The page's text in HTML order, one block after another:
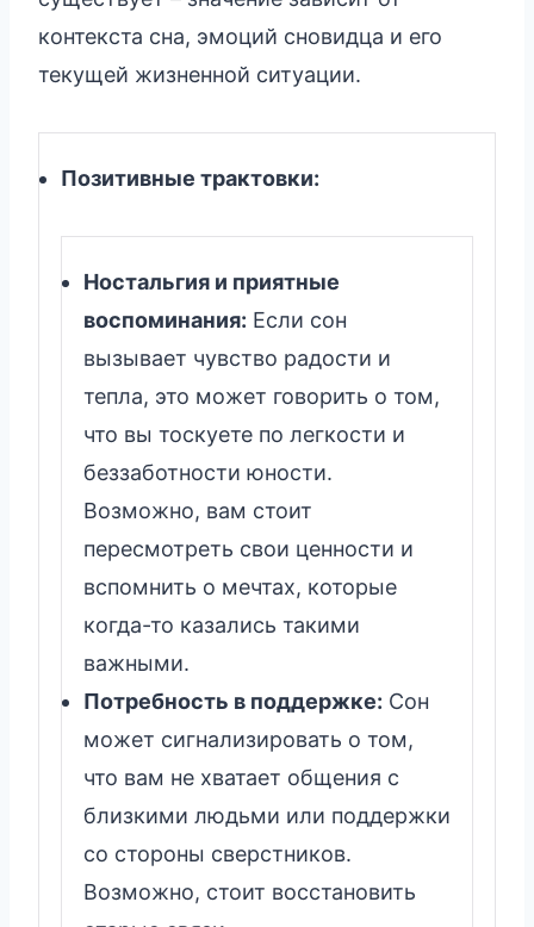
контекста сна, эмоций сновидца и его
текущей жизненной ситуации.
Позитивные трактовки:
Ностальгия и приятные
воспоминания: Если сон
вызывает чувство радости и
тепла, это может говорить о том,
что вы тоскуете по легкости и
беззаботности юности.
Возможно, вам стоит
пересмотреть свои ценности и
вспомнить о мечтах, которые
когда-то казались такими
важными.
Потребность в поддержке: Сон
может сигнализировать о том,
что вам не хватает общения с
близкими людьми или поддержки
со стороны сверстников.
Возможно, стоит восстановить